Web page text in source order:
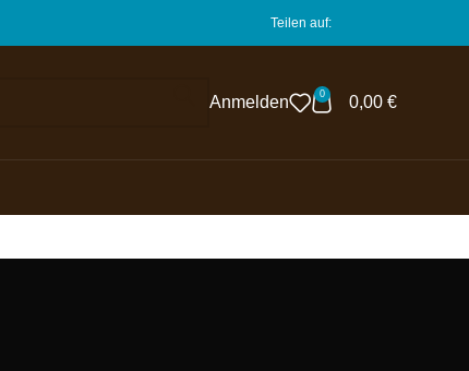
Teilen auf:
Anmelden 0 0,00 €